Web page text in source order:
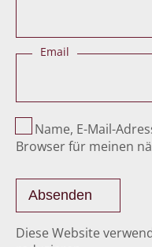
Email
Name, E-Mail-
Browser für meinen
Diese Website